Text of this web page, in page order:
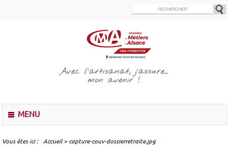
principal
Avec l’artisanat, j’assure…
mon avenir !
u
MENU
Vous êtes ici Accueil> capture-couv-dossierretraite.jpg